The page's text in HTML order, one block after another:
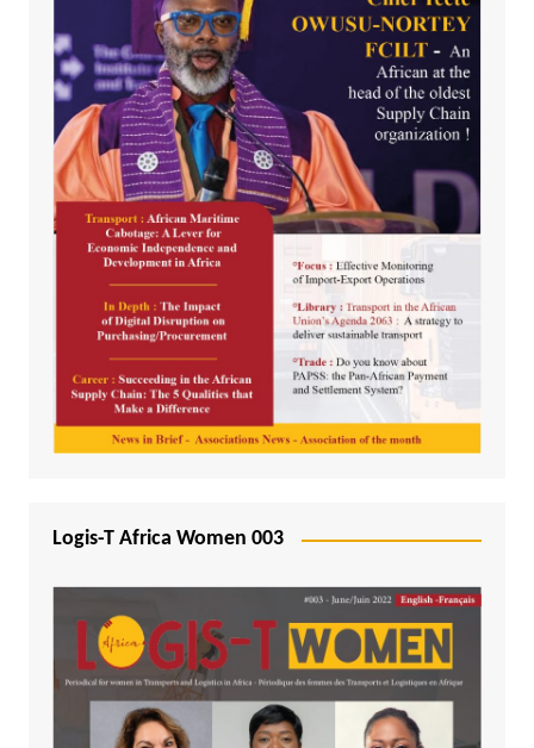
Logis-T Africa Women 003